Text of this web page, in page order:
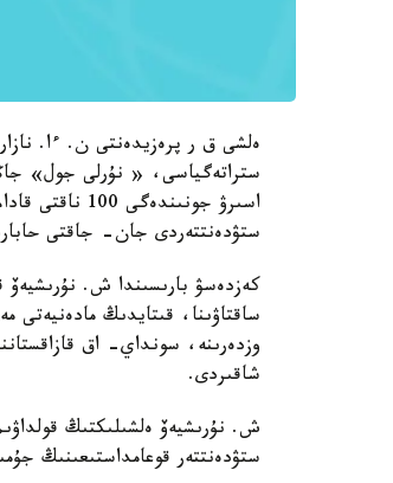
ستراتەگياسى، « نۇرلى جول»
اسىرۋ
ستۋدەنتتەردى جان- جاقتى
كەزدەسۋ بارىسىندا ش. نۇرىشيەۆ
ساقتاۋىنا، قىتايدىڭ مادەنيەتى
وزدەرىنە، سونداي- اق
شاقىردى.
ستۋدەنتتەر قوعامداستىعىنىڭ